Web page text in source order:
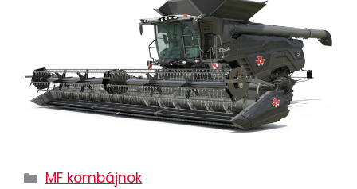
MF kombájnok